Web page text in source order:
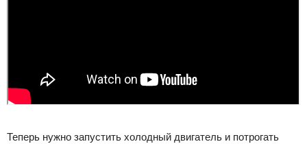
Теперь нужно запустить холодный двигатель и потрогать